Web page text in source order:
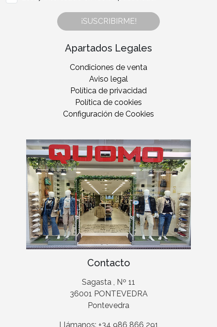
¡SUSCRIBIRME!
Apartados Legales
Condiciones de venta
Aviso legal
Política de privacidad
Política de cookies
Configuración de Cookies
Contacto
Sagasta , Nº 11
36001 PONTEVEDRA
Pontevedra
Llámanos: +34 986 866 291